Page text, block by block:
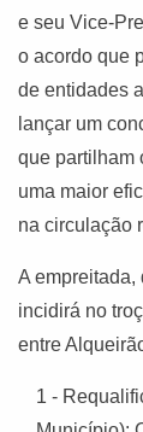
e seu Vice-
o acordo que
de entidades
lançar um
que partilham
uma maior
na circulação
A empreitada,
incidirá no
entre
1 -